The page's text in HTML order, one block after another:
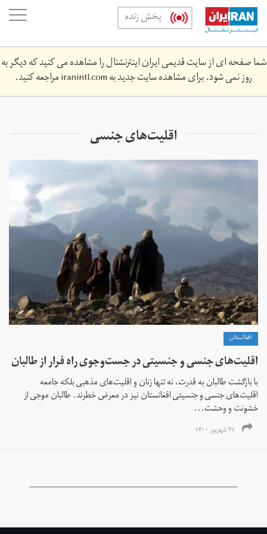
Skip
main
content
پخش زنده
شما صفحه ای از سایت قدیمی ایران اینترنشنال را مشاهده می کنید که دیگر به
روز نمی شود. برای مشاهده سایت جدید بهiranintl.comمراجعه کنید.
اقلیت‌های جنسی
افغانستان
اقلیت‌های جنسی و جنسیتی در جست‌و‌جوی راه فرار از طالبان
با بازگشت طالبان به قدرت، نه تنها زنان و اقلیت‌های مذهبی بلکه جامعه
اقلیت‌های جنسی و جنسیتی افغانستان نیز در معرض خطرند. طالبان موجی از
خشونت و وحشت...
۲۷ شهریور ۱۴۰۰